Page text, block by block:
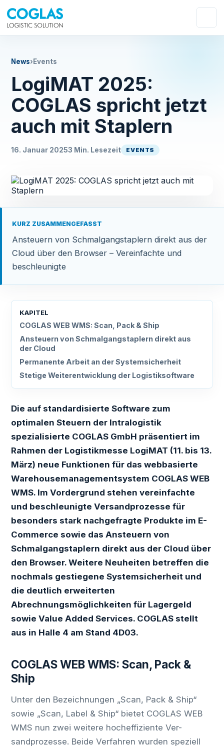
News› Events
LogiMAT 2025:
COGLAS spricht jetzt
auch mit Staplern
16. Januar 20253 Min. Lesezeit EVENTS
KURZ ZUSAMMENGEFASST
Ansteuern von Schmalgangstaplern direkt aus der
Cloud über den Browser – Vereinfachte und
beschleunigte
KAPITEL
COGLAS WEB WMS: Scan, Pack & Ship
Ansteuern von Schmalgangstaplern direkt aus
der Cloud
Permanente Arbeit an der Systemsicherheit
Stetige Weiterentwicklung der Logistiksoftware
Die auf standardisierte Software zum
optimalen Steuern der Intralogistik
spezialisierte COGLAS GmbH präsentiert im
Rahmen der Logistikmesse LogiMAT (11. bis 13.
März) neue Funktionen für das webbasierte
Warehousemanagementsystem COGLAS WEB
WMS. Im Vordergrund stehen vereinfachte
und beschleunigte Versandprozesse für
besonders stark nachgefragte Produkte im E-
Commerce sowie das Ansteuern von
Schmalgangstaplern direkt aus der Cloud über
den Browser. Weitere Neuheiten betreffen die
nochmals gestiegene Systemsicherheit und
die deutlich erweiterten
Abrechnungsmöglichkeiten für Lagergeld
sowie Value Added Services. COGLAS stellt
aus in Halle 4 am Stand 4D03.
COGLAS WEB WMS: Scan, Pack &
Ship
Unter den Bezeichnungen „Scan, Pack & Ship“
sowie „Scan, Label & Ship“ bietet COGLAS WEB
WMS nun zwei weitere hocheffiziente Ver-
sandprozesse. Beide Verfahren wurden speziell